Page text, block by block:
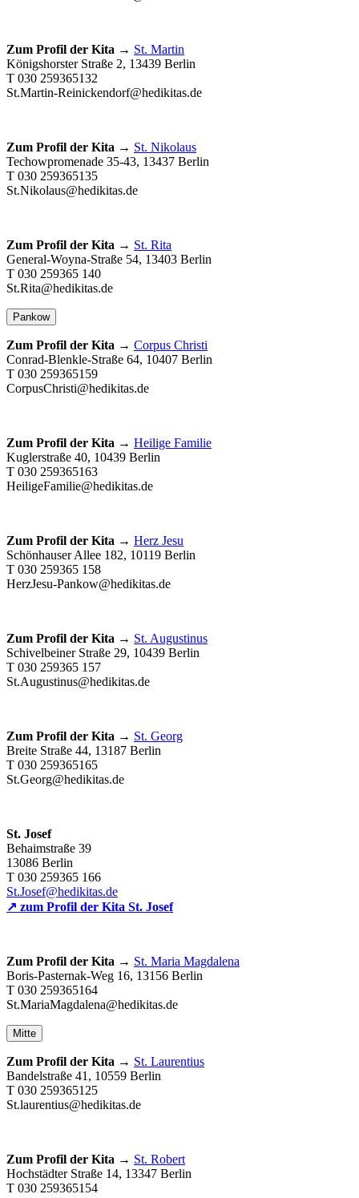
Zum Profil der Kita → St. Martin
Königshorster Straße 2, 13439 Berlin
T 030 259365132
St.Martin-Reinickendorf@hedikitas.de
Zum Profil der Kita → St. Nikolaus
Techowpromenade 35-43, 13437 Berlin
T 030 259365135
St.Nikolaus@hedikitas.de
Zum Profil der Kita → St. Rita
General-Woyna-Straße 54, 13403 Berlin
T 030 259365 140
St.Rita@hedikitas.de
Pankow
Zum Profil der Kita → Corpus Christi
Conrad-Blenkle-Straße 64, 10407 Berlin
T 030 259365159
CorpusChristi@hedikitas.de
Zum Profil der Kita → Heilige Familie
Kuglerstraße 40, 10439 Berlin
T 030 259365163
HeiligeFamilie@hedikitas.de
Zum Profil der Kita → Herz Jesu
Schönhauser Allee 182, 10119 Berlin
T 030 259365 158
HerzJesu-Pankow@hedikitas.de
Zum Profil der Kita → St. Augustinus
Schivelbeiner Straße 29, 10439 Berlin
T 030 259365 157
St.Augustinus@hedikitas.de
Zum Profil der Kita → St. Georg
Breite Straße 44, 13187 Berlin
T 030 259365165
St.Georg@hedikitas.de
St. Josef
Behaimstraße 39
13086 Berlin
T 030 259365 166
St.Josef@hedikitas.de
↗ zum Profil der Kita St. Josef
Zum Profil der Kita → St. Maria Magdalena
Boris-Pasternak-Weg 16, 13156 Berlin
T 030 259365164
St.MariaMagdalena@hedikitas.de
Mitte
Zum Profil der Kita → St. Laurentius
Bandelstraße 41, 10559 Berlin
T 030 259365125
St.laurentius@hedikitas.de
Zum Profil der Kita → St. Robert
Hochstädter Straße 14, 13347 Berlin
T 030 259365154